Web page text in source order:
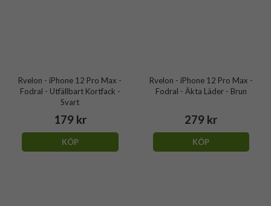
Rvelon - iPhone 12 Pro Max -
Fodral - Utfällbart Kortfack -
Svart
179 kr
KÖP
Rvelon - iPhone 12 Pro Max -
Fodral - Äkta Läder - Brun
279 kr
KÖP